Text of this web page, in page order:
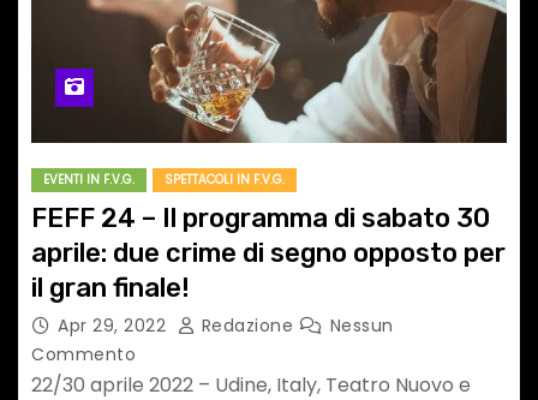
EVENTI IN F.V.G. SPETTACOLI IN F.V.G.
FEFF 24 – Il programma di sabato 30
aprile: due crime di segno opposto per
il gran finale!
Apr 29, 2022 Redazione
Nessun
Commento
22/30 aprile 2022 – Udine, Italy, Teatro Nuovo e